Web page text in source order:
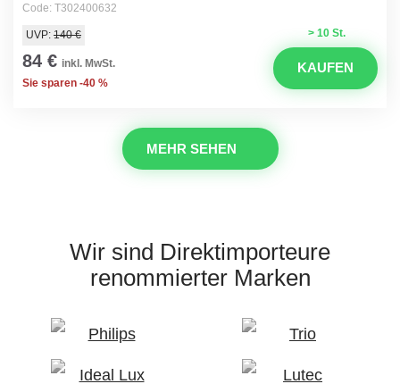
Code: T302400632
> 10 St.
UVP: 140 €
84 € inkl. MwSt.
Sie sparen -40 %
KAUFEN
MEHR SEHEN
Wir sind Direktimporteure
renommierter Marken